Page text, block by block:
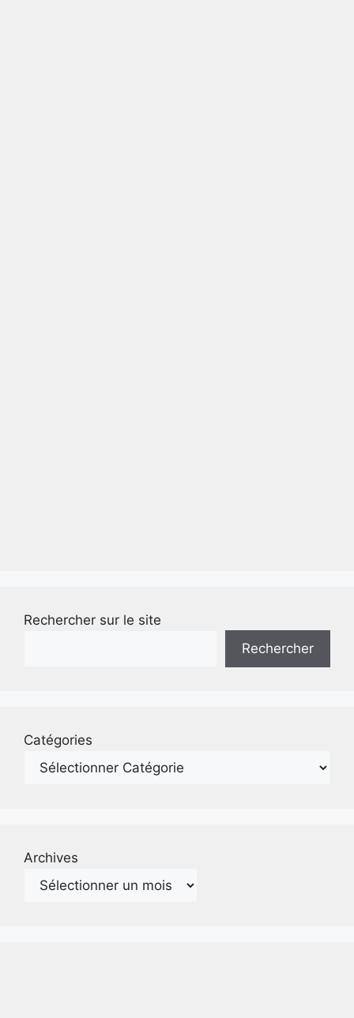
Rechercher sur le site
Rechercher
Catégories
Archives